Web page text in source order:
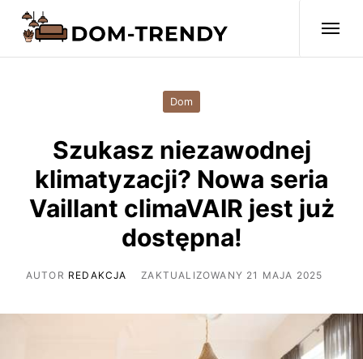
Dom
Szukasz niezawodnej
klimatyzacji? Nowa seria
Vaillant climaVAIR jest już
dostępna!
AUTOR REDAKCJA ZAKTUALIZOWANY 21 MAJA 2025